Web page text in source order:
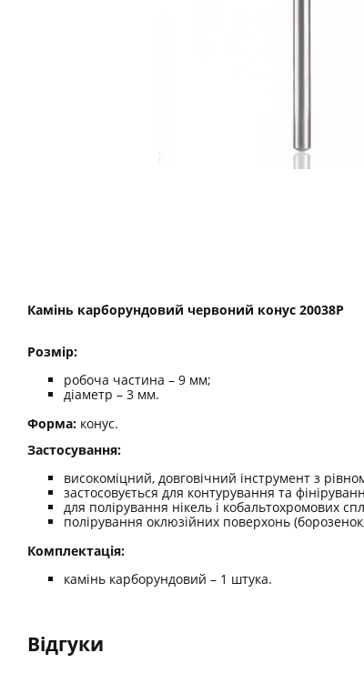
Камінь карборундовий червоний конус 20038P
Розмір:
робоча частина – 9 мм;
діаметр – 3 мм.
Форма: конус.
Застосування:
високоміцний, довговічний інструмент з
застосовується для контурування та
для полірування нікель і кобальтохромових
полірування оклюзійних поверхонь (борозенок,
Комплектація:
камінь карборундовий – 1 штука.
Відгуки